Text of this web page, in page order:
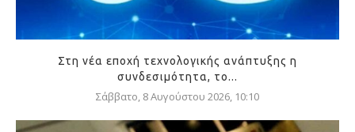
Στη νέα εποχή τεχνολογικής ανάπτυξης η
συνδεσιμότητα, το...
Σάββατο, 8 Αυγούστου 2026, 10:10